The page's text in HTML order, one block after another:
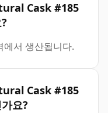
Cask #185
에서 생산됩니다.
Cask #185
요?